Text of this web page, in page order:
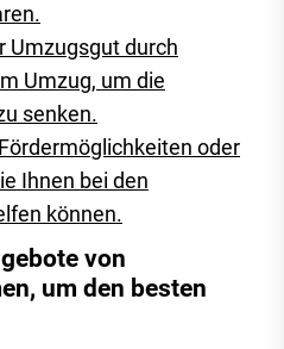
Umzugsgut durch
Umzug, um die
senken.
oder
Ihnen bei den
können.
von
um den besten